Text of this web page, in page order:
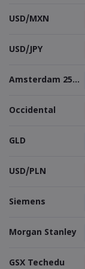
USD/MXN
USD/JPY
Amsterdam 25 - Futures
Occidental
GLD
USD/PLN
Siemens
Morgan Stanley
GSX Techedu